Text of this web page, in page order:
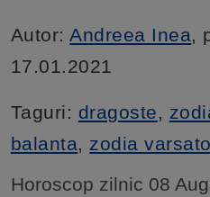
Autor:Andreea Inea,
17.01.2021
Taguri: dragoste,
balanta, zodia
Horoscop zilnic 08